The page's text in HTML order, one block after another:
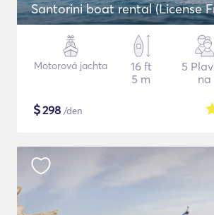
Santorini boat rental (License
Motorová jachta
16 ft
5 m
5
na
$298 /den